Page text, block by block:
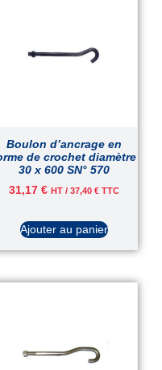
Boulon d’ancrage en
de crochet diamètre
30 x 600 SN° 570
31,17 € HT / 37,40 €TTC
Ajouter au panier